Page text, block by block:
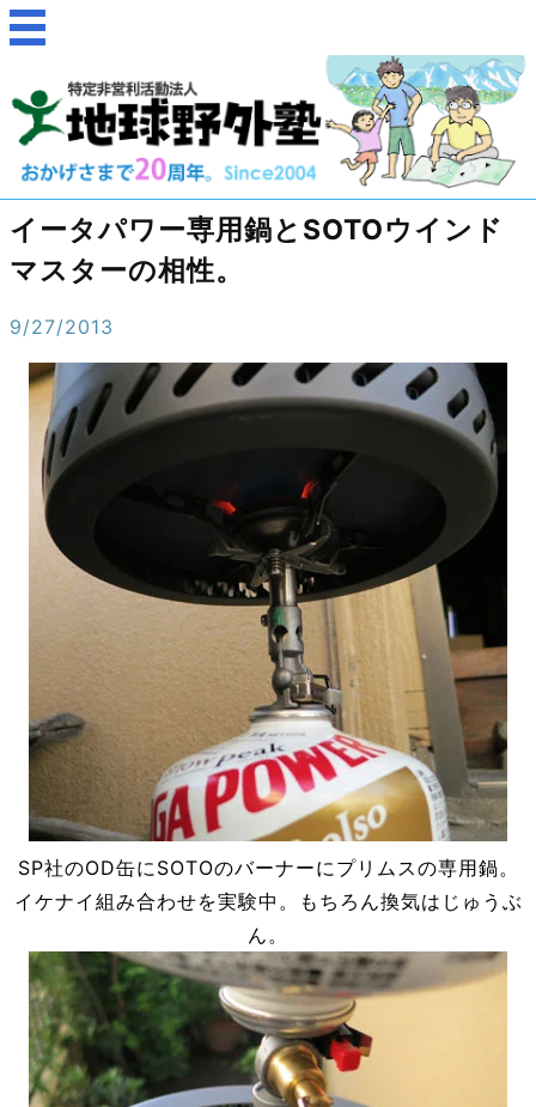
イータパワー専用鍋とSOTOウインド
マスターの相性。
9/27/2013
SP社のOD缶にSOTOのバーナーにプリムスの専用鍋。
イケナイ組み合わせを実験中。もちろん換気はじゅうぶ
ん。